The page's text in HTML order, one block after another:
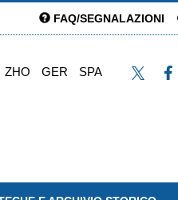
FAQ/SEGNALAZIONI
ZHO GER SPA